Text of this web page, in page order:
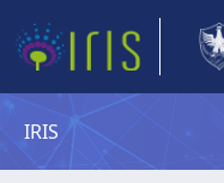
IRIS